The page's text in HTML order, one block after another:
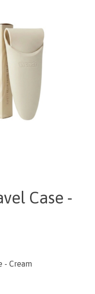
Case -
- Cream